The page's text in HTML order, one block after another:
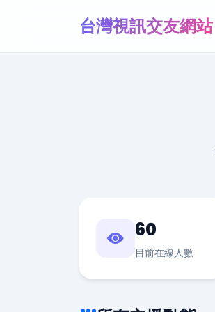
台灣視訊交友網站
60
目前在線人數